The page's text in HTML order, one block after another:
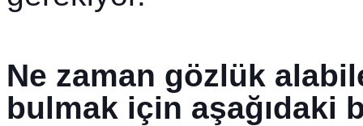
Ne zaman gözlük
bulmak için aşağıdaki